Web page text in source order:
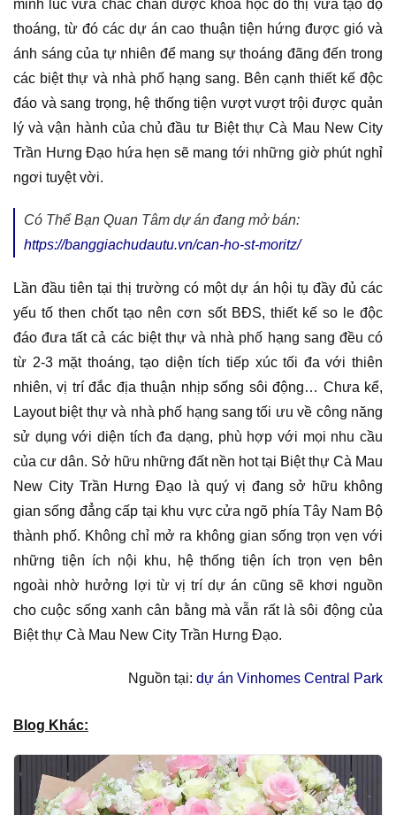
minh lúc vừa chắc chắn được khoa học đô thị vừa tạo độ
thoáng, từ đó các dự án cao thuận tiện hứng được gió và
ánh sáng của tự nhiên để mang sự thoáng đãng đến trong
các biệt thự và nhà phố hạng sang. Bên cạnh thiết kế độc
đáo và sang trọng, hệ thống tiện vượt vượt trội được quản
lý và vận hành của chủ đầu tư Biệt thự Cà Mau New City
Trần Hưng Đạo hứa hẹn sẽ mang tới những giờ phút nghỉ
ngơi tuyệt vời.
Có Thể Bạn Quan Tâm dự án đang mở bán:
https://banggiachudautu.vn/can-ho-st-moritz/
Lần đầu tiên tại thị trường có một dự án hội tụ đầy đủ các
yếu tố then chốt tạo nên cơn sốt BĐS, thiết kế so le độc
đáo đưa tất cả các biệt thự và nhà phố hạng sang đều có
từ 2-3 mặt thoáng, tạo diện tích tiếp xúc tối đa với thiên
nhiên, vị trí đắc địa thuận nhịp sống sôi động… Chưa kể,
Layout biệt thự và nhà phố hạng sang tối ưu về công năng
sử dụng với diện tích đa dạng, phù hợp với mọi nhu cầu
của cư dân. Sở hữu những đất nền hot tại Biệt thự Cà Mau
New City Trần Hưng Đạo là quý vị đang sở hữu không
gian sống đẳng cấp tại khu vực cửa ngõ phía Tây Nam Bộ
thành phố. Không chỉ mở ra không gian sống trọn vẹn với
những tiện ích nội khu, hệ thống tiện ích trọn vẹn bên
ngoài nhờ hưởng lợi từ vị trí dự án cũng sẽ khơi nguồn
cho cuộc sống xanh cân bằng mà vẫn rất là sôi động của
Biệt thự Cà Mau New City Trần Hưng Đạo.
Nguồn tại: dự án Vinhomes Central Park
Blog Khác: